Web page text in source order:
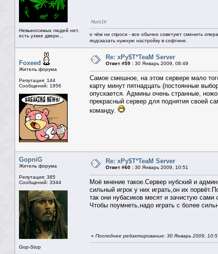
Невыносимых людей нет,
есть узкие двери...
Nuts1k
о чём ни спроси - все обычно советуют сменить
подсказать нужную настройку в софтине.
Foxeed
Житель форума
Репутация: 144
Сообщений: 1956
Re: xPy$T*TeaM Server
Ответ #59 : 30 Январь 2009, 08:49
Самое смешное, на этом сервере мало
карту минут пятнадцать (постоянные
опускается. Админы очень странные,
прекрасный сервер для поднятия своей
команду.
GopniG
Житель форума
Репутация: 385
Сообщений: 3344
Gop-Stop
Re: xPy$T*TeaM Server
Ответ #60 : 30 Январь 2009, 10:51
Моё мнение такое.Сервер нубский и
сильный игрок у них играть,он их
так они нубасиков месят и зачистую сами
Чтобы поумнеть,надо играть с более
« Последнее редактирование: 30 Январь 2009,